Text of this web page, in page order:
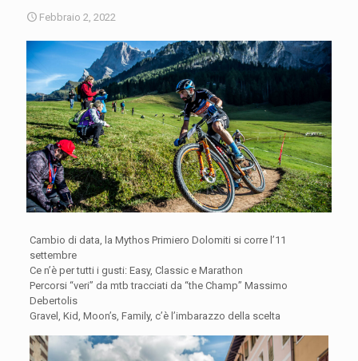
Febbraio 2, 2022
Cambio di data, la Mythos Primiero Dolomiti si corre l’11
settembre
Ce n’è per tutti i gusti: Easy, Classic e Marathon
Percorsi “veri” da mtb tracciati da “the Champ” Massimo
Debertolis
Gravel, Kid, Moon’s, Family, c’è l’imbarazzo della scelta